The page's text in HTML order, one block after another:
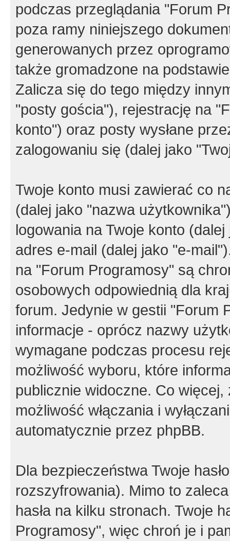
podczas przeglądania "Forum
poza ramy niniejszego
generowanych przez
także gromadzone na
Zalicza się do tego między
"posty gościa"), rejestrację na
konto") oraz posty wysłane
zalogowaniu się (dalej jako
Twoje konto musi zawierać co
(dalej jako "nazwa
logowania na Twoje konto
adres e-mail (dalej jako "e-
na "Forum Programosy" są
osobowych odpowiednią dla
forum. Jedynie w gestii "Forum
informacje - oprócz nazwy
wymagane podczas procesu
możliwość wyboru, które
publicznie widoczne. Co
możliwość włączania i
automatycznie przez phpBB.
Dla bezpieczeństwa Twoje
rozszyfrowania). Mimo to
hasła na kilku stronach. Twoje
Programosy", więc chroń je i